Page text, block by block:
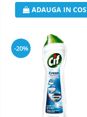
ADAUGA IN COS
-20%